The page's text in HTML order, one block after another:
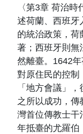
〈第3章 荷治時
述荷蘭、西班牙
的統治政策，荷
著；西班牙則無
然離臺。 1642
對原住民的控制
「地方會議」
之所以成功，傳
灣首位傳教士干
年抵臺的尤羅伯